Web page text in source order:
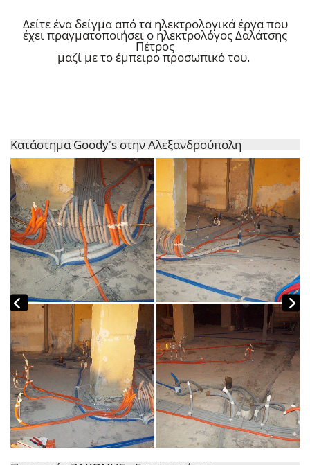
Δείτε ένα δείγμα από τα ηλεκτρολογικά έργα που
έχει πραγματοποιήσει ο ηλεκτρολόγος Δαλάτσης
Πέτρος
μαζί με το έμπειρο προσωπικό του.
Κατάστημα Goody's στην Αλεξανδρούπολη